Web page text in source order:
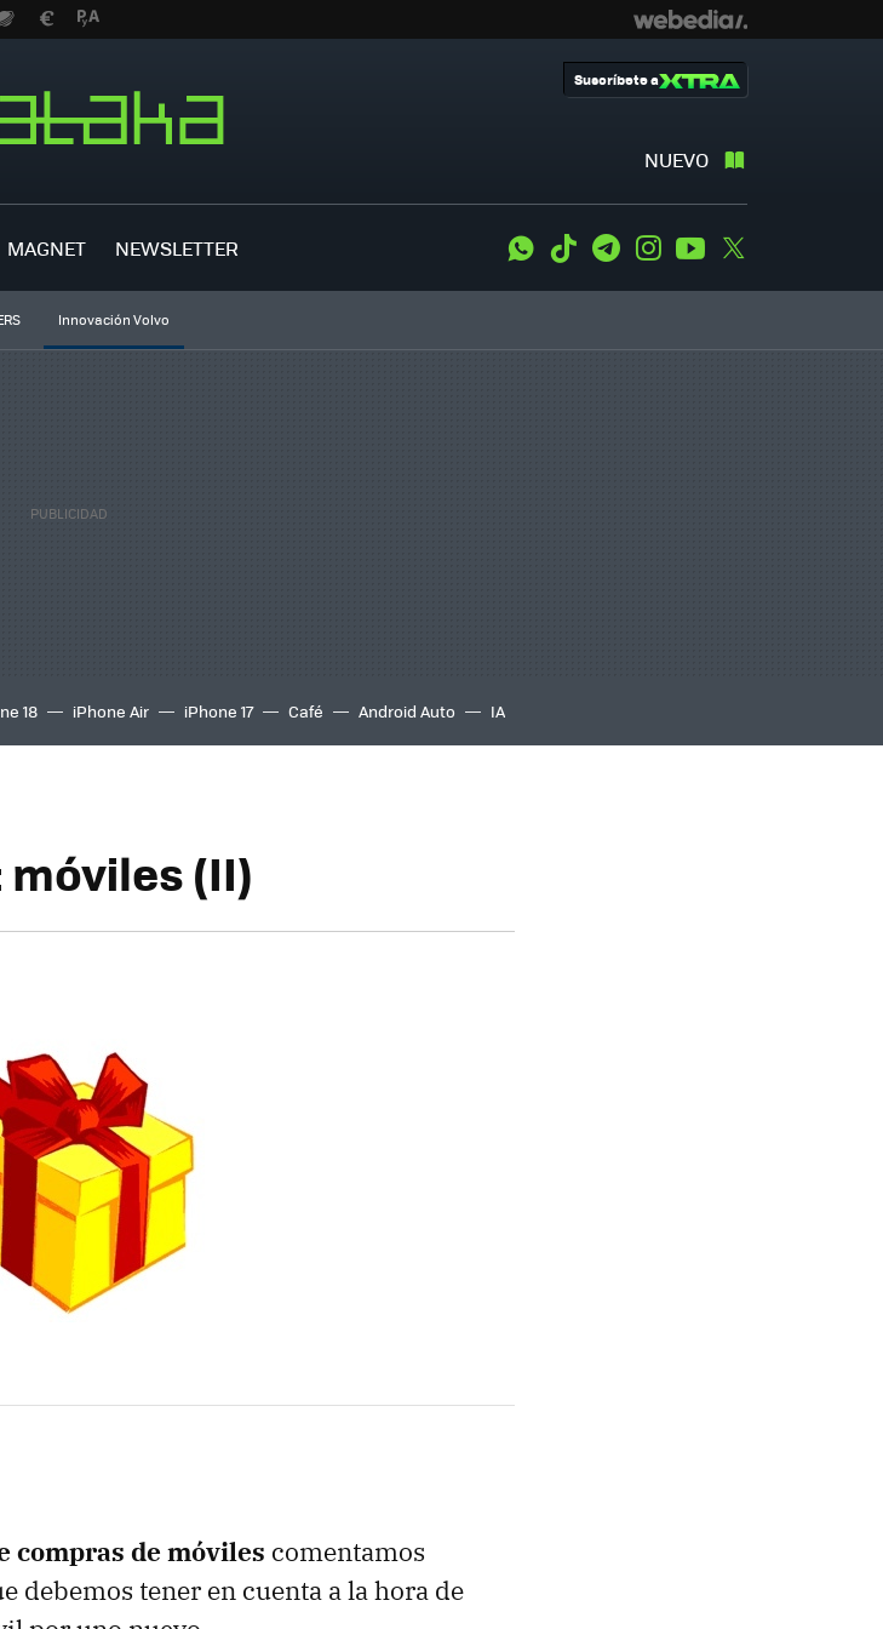
NUEVO
Suscríbete a
MAGNET NEWSLETTER WhatsApp
Tiktok TelegramInstagramYoutube
Innovación Volvo
18 iPhone Air iPhone 17 Café Android Auto IA
(II)
compras de móviles comentamos
debemos tener en cuenta a la hora de